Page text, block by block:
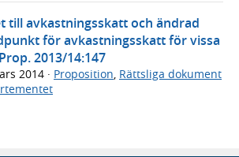
till avkastningsskatt och ändrad
för avkastningsskatt för vissa
2013/14:147
2014 · Proposition, Rättsliga dokument